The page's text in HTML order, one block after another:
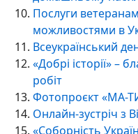
Послуги
можливостями в
Всеукраїнський
«Добрі історії» –
робіт
Фотопроєкт «МА-
Онлайн-зустріч з
«Соборність